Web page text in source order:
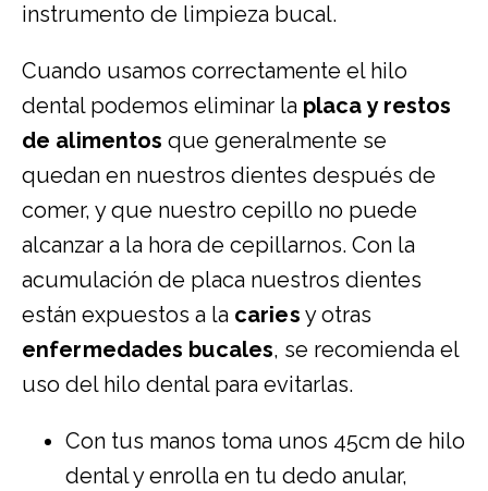
instrumento de limpieza bucal.
Cuando usamos correctamente el hilo
dental podemos eliminar la placa y restos
de alimentos que generalmente se
quedan en nuestros dientes después de
comer, y que nuestro cepillo no puede
alcanzar a la hora de cepillarnos. Con la
acumulación de placa nuestros dientes
están expuestos a la caries y otras
enfermedades bucales, se recomienda el
uso del hilo dental para evitarlas.
Con tus manos toma unos 45cm de hilo
dental y enrolla en tu dedo anular,